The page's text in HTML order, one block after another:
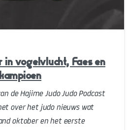
in vogelvlucht, Faes en
de Hajime Judo Judo Podcast
over het judo nieuws wat
oktober en het eerste